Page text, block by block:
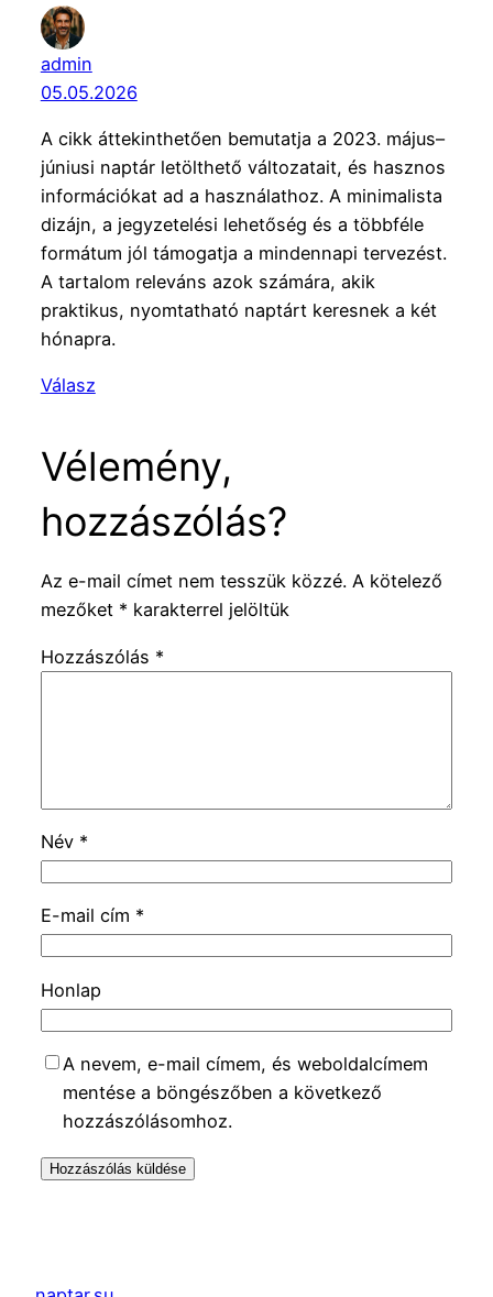
admin
05.05.2026
A cikk áttekinthetően bemutatja a 2023. május–
júniusi naptár letölthető változatait, és hasznos
információkat ad a használathoz. A minimalista
dizájn, a jegyzetelési lehetőség és a többféle
formátum jól támogatja a mindennapi tervezést.
A tartalom releváns azok számára, akik
praktikus, nyomtatható naptárt keresnek a két
hónapra.
Válasz
Vélemény,
hozzászólás?
Az e-mail címet nem tesszük közzé. A kötelező
mezőket * karakterrel jelöltük
Hozzászólás *
Név *
E-mail cím *
Honlap
A nevem, e-mail címem, és weboldalcímem
mentése a böngészőben a következő
hozzászólásomhoz.